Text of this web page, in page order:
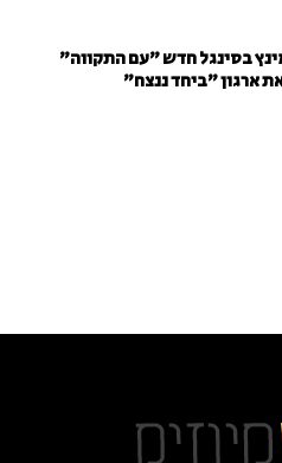
בסינגל חדש ״עם התקווה״
ארגון "ביחד ננצח"